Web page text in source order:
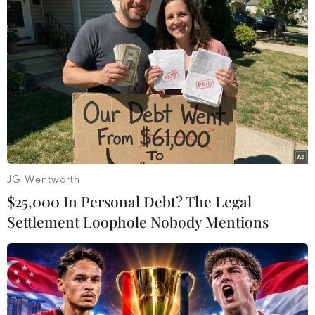
TIN LIÊN QUAN
Guatemala ngăn chặn hơn 4.000 người
Honduras vượt biên trái phép
JG Wentworth
$25,000 In Personal Debt? The Legal
Settlement Loophole Nobody Mentions